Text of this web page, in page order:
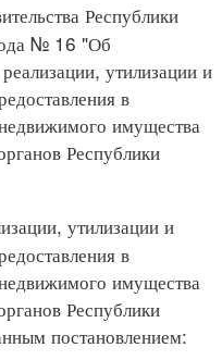
Республики
№ 16 "Об
утилизации и
в
имущества
Республики
утилизации и
в
имущества
Республики
постановлением: